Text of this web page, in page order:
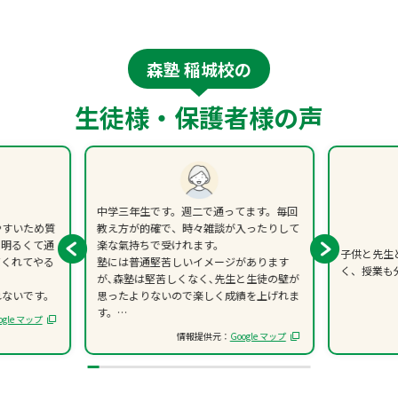
森塾 稲城校の
生徒様・保護者様の声
いため質
るくて通
れてやる
いです。
マップ
中学三年生です。週二で通ってます。毎回
教え方が的確で、時々雑談が入ったりして
楽な氣持ちで受けれます。
塾には普通堅苦しいイメージがあります
が､森塾は堅苦しくなく､先生と生徒の壁が
思ったよりないので楽しく成績を上げれま
す。
私は数学が20点上がったり、理科が30点
上がったりしました。通知表の数字も上が
ったりして嬉しくなりました。勉強が苦手
情報提供元： Google マップ
子供と先生
く、授業も